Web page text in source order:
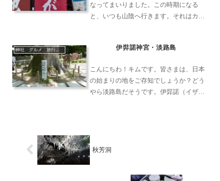
なってまいりました。この時期になる
と、いつも山陰へ行きます。それはカニ
7 からズワイガニが解禁だとか。なので
神社 グルメ 旅行 猫 伊弉諾神宮・淡路島
こんにちわ！キムです。皆さまは、日本
の始まりの地をご存知でしょうか？どう
やら淡路島だそうです。伊弉諾（イザナ
いう島を初めに創ったとか...
秋芳洞